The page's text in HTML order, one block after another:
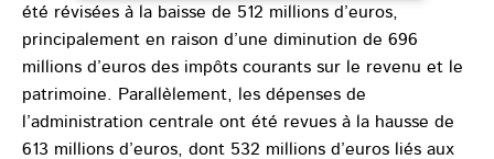
été révisées à la baisse de 512 millions d’euros,
principalement en raison d’une diminution de 696
millions d’euros des impôts courants sur le revenu et le
patrimoine. Parallèlement, les dépenses de
l’administration centrale ont été revues à la hausse de
613 millions d’euros, dont 532 millions d’euros liés aux